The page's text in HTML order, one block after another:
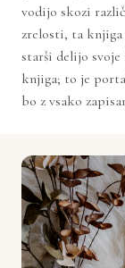
vodijo skozi
zrelosti, ta
starši delijo
knjiga; to je
bo z vsako